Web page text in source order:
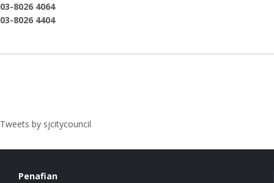
03-8026 4064
03-8026 4404
Tweets by sjcitycouncil
Penafian